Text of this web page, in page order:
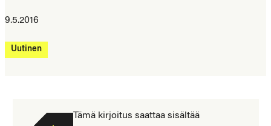
9.5.2016
Uutinen
Tämä kirjoitus saattaa sisältää